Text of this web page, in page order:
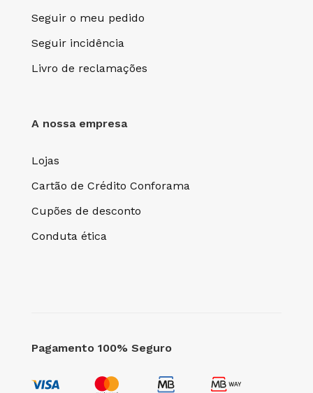
Seguir o meu pedido
Seguir incidência
Livro de reclamações
A nossa empresa
Lojas
Cartão de Crédito Conforama
Cupões de desconto
Conduta ética
Pagamento 100% Seguro